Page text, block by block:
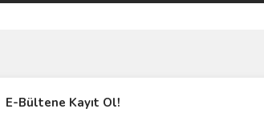
E-Bültene Kayıt Ol!